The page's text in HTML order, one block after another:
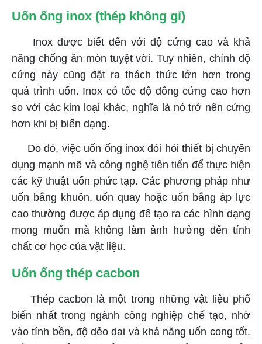
Uốn ống inox (thép không gỉ)
Inox được biết đến với độ cứng cao và khả
năng chống ăn mòn tuyệt vời. Tuy nhiên, chính độ
cứng này cũng đặt ra thách thức lớn hơn trong
quá trình uốn. Inox có tốc độ đông cứng cao hơn
so với các kim loại khác, nghĩa là nó trở nên cứng
hơn khi bị biến dạng.
Do đó, việc uốn ống inox đòi hỏi thiết bị chuyên
dụng mạnh mẽ và công nghệ tiên tiến để thực hiện
các kỹ thuật uốn phức tạp. Các phương pháp như
uốn bằng khuôn, uốn quay hoặc uốn bằng áp lực
cao thường được áp dụng để tạo ra các hình dạng
mong muốn mà không làm ảnh hưởng đến tính
chất cơ học của vật liệu.
Uốn ống thép cacbon
Thép cacbon là một trong những vật liệu phổ
biến nhất trong ngành công nghiệp chế tạo, nhờ
vào tính bền, độ dẻo dai và khả năng uốn cong tốt.